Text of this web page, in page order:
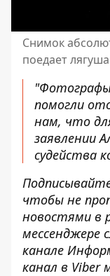
Снимок
поедает
помогли
нам, что
заявлении
судейства
чтобы не
новостями в
мессенджере
канале
канал в Viber